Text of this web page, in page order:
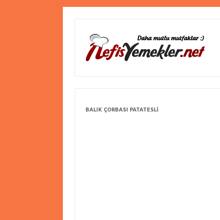
BALIK ÇORBASI PATATESLI